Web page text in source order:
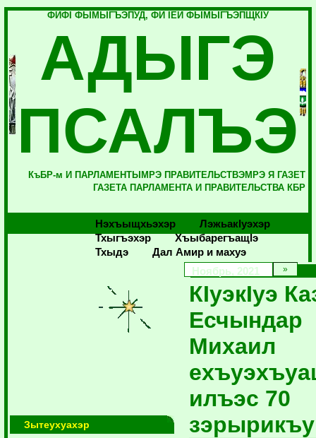
ФИФI ФЫМЫГЪЭПУД, ФИ IЕЙ ФЫМЫГЪЭПЩКIУ
АДЫГЭ
ПСАЛЪЭ
КъБР-м И ПАРЛАМЕНТЫМРЭ ПРАВИТЕЛЬСТВЭМРЭ Я ГАЗЕТ
ГАЗЕТА ПАРЛАМЕНТА И ПРАВИТЕЛЬСТВА КБР
Нэхъыщхьэхэр
Лэжьакlуэхэр
Тхыгъэхэр
Хъыбарегъащlэ
Тхыдэ
Дал Амир и махуэ
Зытеухуахэр
Ноябрь, 2021
КIуэкIуэ
Есчындар
Михаил
илъэс 70